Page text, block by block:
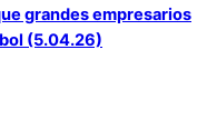
grandes empresarios
(5.04.26)